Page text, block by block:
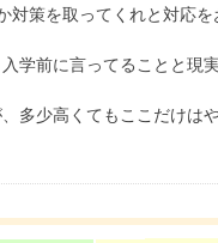
対策を取ってくれと対応
学前に言ってることと現
多少高くてもここだけは